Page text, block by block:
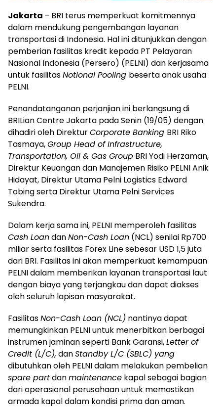
Jakarta – BRI terus memperkuat komitmennya
dalam mendukung pengembangan layanan
transportasi di Indonesia. Hal ini ditunjukkan dengan
pemberian fasilitas kredit kepada PT Pelayaran
Nasional Indonesia (Persero) (PELNI) dan kerjasama
untuk fasilitasNotional Pooling beserta anak usaha
PELNI.
Penandatanganan perjanjian ini berlangsung di
BRILian Centre Jakarta pada Senin (19/05) dengan
dihadiri oleh DirekturCorporate Banking BRI Riko
Tasmaya,Group Head of Infrastructure,
Transportation, Oil & Gas Group BRI Yodi Herzaman,
Direktur Keuangan dan Manajemen Risiko PELNI Anik
Hidayat, Direktur Utama Pelni Logistics Edward
Tobing serta Direktur Utama Pelni Services
Sukendra.
Dalam kerja sama ini, PELNI memperoleh fasilitas
Cash LoandanNon-Cash Loan (NCL) senilai Rp700
miliar serta fasilitas Forex Line sebesar USD 1,5 juta
dari BRI. Fasilitas ini akan memperkuat kemampuan
PELNI dalam memberikan layanan transportasi laut
dengan biaya yang terjangkau dan dapat diakses
oleh seluruh lapisan masyarakat.
FasilitasNon-Cash Loan (NCL) nantinya dapat
memungkinkan PELNI untuk menerbitkan berbagai
instrumen jaminan seperti Bank Garansi,Letter of
Credit (L/C), danStandby L/C (SBLC) yang
dibutuhkan oleh PELNI dalam melakukan pembelian
spare partdanmaintenance kapal sebagai bagian
dari operasional perusahaan untuk memastikan
armada kapal dalam kondisi prima dan aman.